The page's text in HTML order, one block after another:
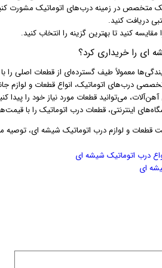
یک متخصص در زمینه درب‌های اتوماتیک مشورت
دریافت کنید.
کنید تا بهترین گزینه را انتخاب کنید.
ای را خریداری کرد؟
معمولاً طیف گسترده‌ای از قطعات اصلی را با
درب‌های اتوماتیک، انواع قطعات و لوازم
آهن‌آلات، می‌توانید قطعات مورد نیاز خود را پیدا
اینترنتی، قطعات درب اتوماتیک را با
قطعات و لوازم درب اتوماتیک شیشه ای،
درب اتوماتیک شیشه ای
ای